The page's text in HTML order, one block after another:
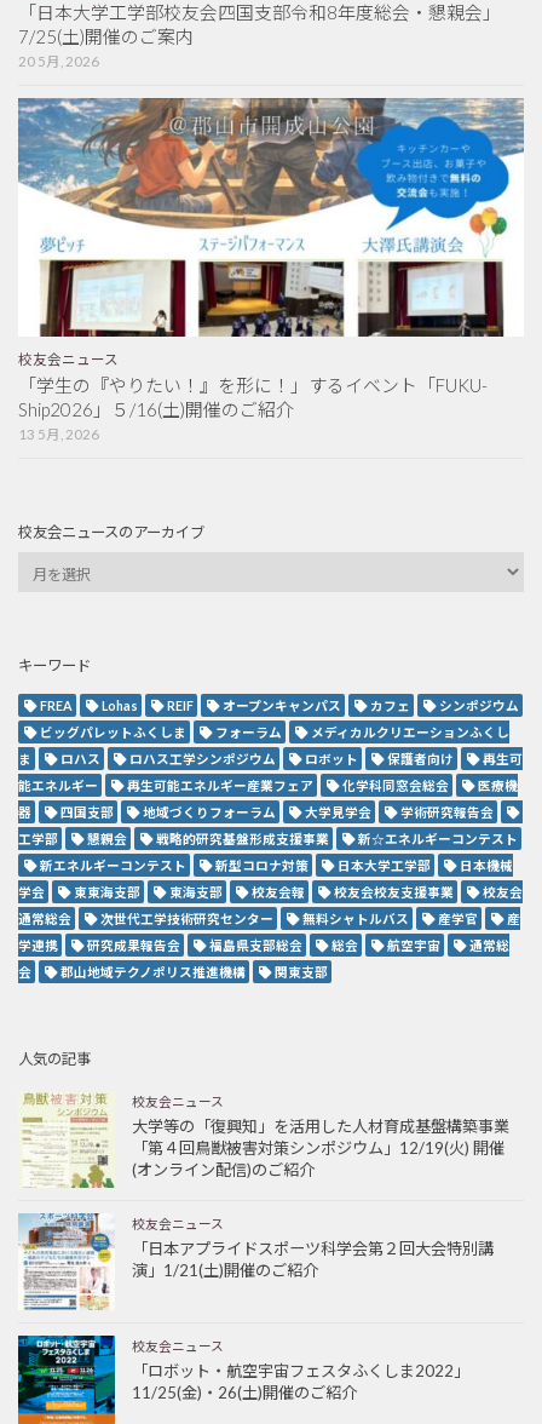
「日本大学工学部校友会四国支部令和8年度総会・懇親会」
7/25(土)開催のご案内
20 5月, 2026
校友会ニュース
「学生の『やりたい！』を形に！」するイベント「FUKU-
Ship2026」５/16(土)開催のご紹介
13 5月, 2026
校友会ニュースのアーカイブ
キーワード
FREA Lohas REIF オープンキャンパス カフェ
シンポジウム
ビッグパレットふくしま
フォーラム
メディカルクリエーションふくし
ま
ロハス ロハス工学シンポジウム ロボット 保護者向け
再生可
能エネルギー
再生可能エネルギー産業フェア 化学科同窓会総会
医療機
器
四国支部 地域づくりフォーラム 大学見学会
学術研究報告会
工学部
懇親会 戦略的研究基盤形成支援事業
新☆エネルギーコンテスト
新エネルギーコンテスト
新型コロナ対策 日本大学工学部
日本機械
学会
東東海支部 東海支部 校友会報 校友会校友支援事業
校友会
通常総会
次世代工学技術研究センター 無料シャトルバス 産学官
産
学連携
研究成果報告会 福島県支部総会 総会 航空宇宙
通常総
会
郡山地域テクノポリス推進機構 関東支部
人気の記事
校友会ニュース
大学等の「復興知」を活用した人材育成基盤構築事業
「第４回鳥獣被害対策シンポジウム」12/19(火) 開催
(オンライン配信)のご紹介
校友会ニュース
「日本アプライドスポーツ科学会第２回大会特別講
演」1/21(土)開催のご紹介
校友会ニュース
「ロボット・航空宇宙フェスタふくしま2022」
11/25(金)・26(土)開催のご紹介